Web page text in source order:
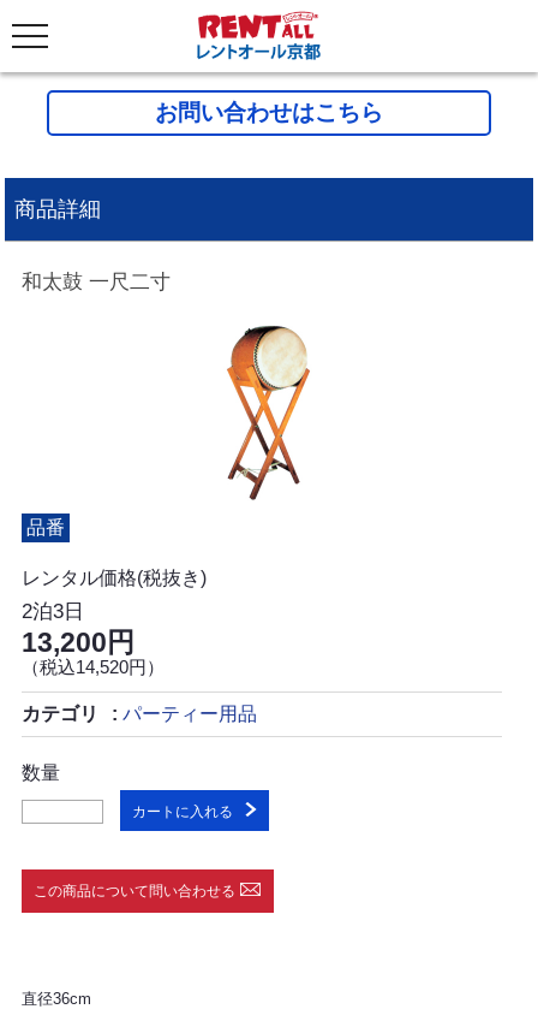
お問い合わせはこちら
商品詳細
和太鼓 一尺二寸
品番
レンタル価格(税抜き)
2泊3日
13,200円
（税込14,520円）
カテゴリ パーティー用品
数量
カートに入れる
この商品について問い合わせる
直径36cm